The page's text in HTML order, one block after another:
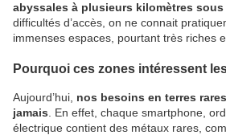
abyssales à plusieurs kilomètres
difficultés d’accès, on ne connait
immenses espaces, pourtant très riches
Pourquoi ces zones intéressent
Aujourd’hui, nos besoins en terres
jamais . En effet, chaque smartphone,
électrique contient des métaux rares,